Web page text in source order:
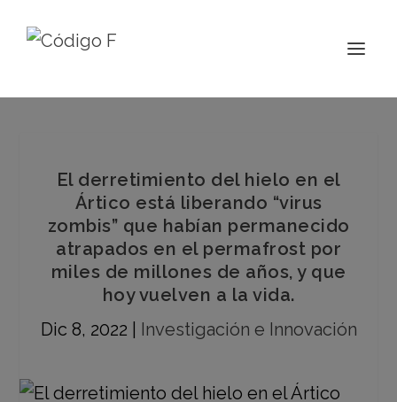
El derretimiento del hielo en el
Ártico está liberando “virus
zombis” que habían permanecido
atrapados en el permafrost por
miles de millones de años, y que
hoy vuelven a la vida.
Dic 8, 2022
Investigación e Innovación